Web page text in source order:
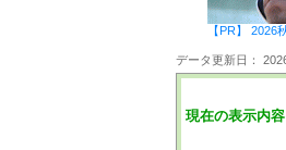
【PR】
データ更新日：
現在の表示内容